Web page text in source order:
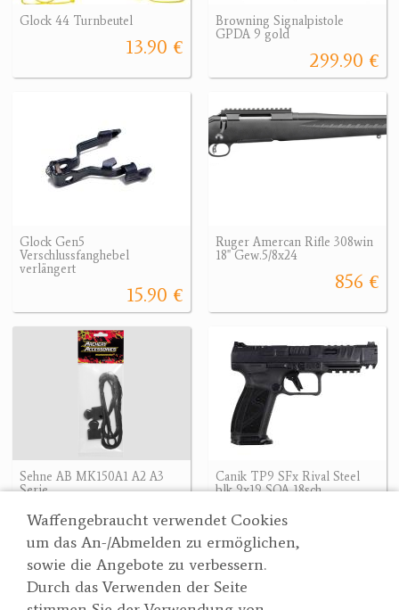
Waffengebraucht verwendet Cookies
um das An-/Abmelden zu ermöglichen,
sowie die Angebote zu verbessern.
Durch das Verwenden der Seite
Glock 44 Turnbeutel
13.90 €
Browning Signalpistole
GPDA 9 gold
299.90 €
Glock Gen5
Verschlussfanghebel
verlängert
15.90 €
Ruger Amercan Rifle 308win
18" Gew.5/8x24
856 €
Sehne AB MK150A1 A2 A3
Serie
9.90 €
Canik TP9 SFx Rival Steel
blk 9x19 SOA 18sch.
1359.16 €
Suche
Wertgarner 1820